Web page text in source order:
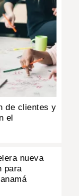
de clientes y
el
nueva
para